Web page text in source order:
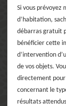
Si vous
d’habitation,
débarras gratuit
bénéficier cette
d’intervention
de vos objets.
directement pour
concernant le
résultats